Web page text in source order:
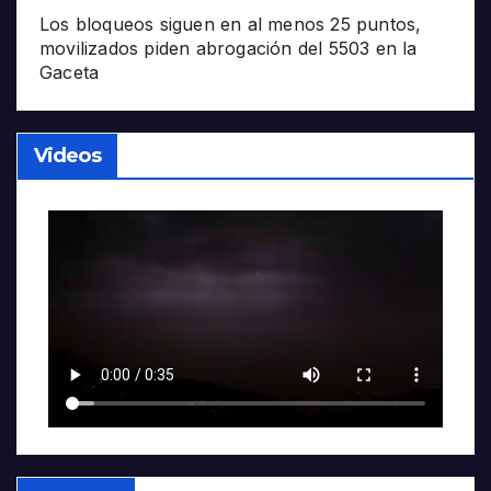
Los bloqueos siguen en al menos 25 puntos,
movilizados piden abrogación del 5503 en la
Gaceta
Videos